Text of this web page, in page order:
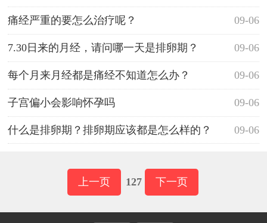
09-06
痛经严重的要怎么治疗呢？
09-06
7.30日来的月经，请问哪一天是排卵期？
09-06
每个月来月经都是痛经不知道怎么办？
09-06
子宫偏小会影响怀孕吗
09-06
什么是排卵期？排卵期应该都是怎么样的？
上一页 127 下一页